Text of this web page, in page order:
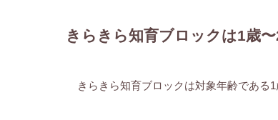
きらきら知育ブロックは1歳
きらきら知育ブロックは対象年齢である